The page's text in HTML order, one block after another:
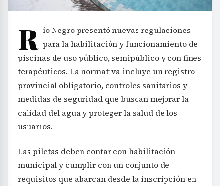
R ío Negro presentó nuevas regulaciones
para la habilitación y funcionamiento de
piscinas de uso público, semipúblico y con fines
terapéuticos. La normativa incluye un registro
provincial obligatorio, controles sanitarios y
medidas de seguridad que buscan mejorar la
calidad del agua y proteger la salud de los
usuarios.
Las piletas deben contar con habilitación
municipal y cumplir con un conjunto de
requisitos que abarcan desde la inscripción en